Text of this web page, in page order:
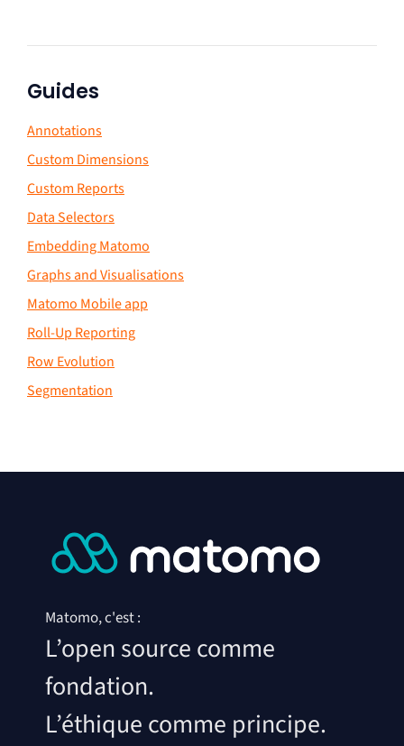
Guides
Annotations
Custom Dimensions
Custom Reports
Data Selectors
Embedding Matomo
Graphs and Visualisations
Matomo Mobile app
Roll-Up Reporting
Row Evolution
Segmentation
Matomo, c'est :
L’open source comme
fondation.
L’éthique comme principe.